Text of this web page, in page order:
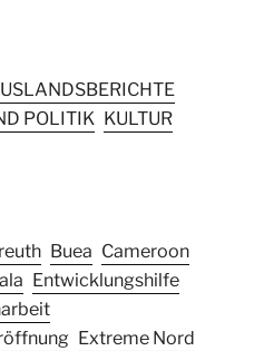
POLITIK KULTUR
Buea Cameroon
Entwicklungshilfe
Extreme Nord